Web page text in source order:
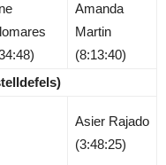
Amanda
Martin
(8:13:40)
Asier Rajado
(3:48:25)